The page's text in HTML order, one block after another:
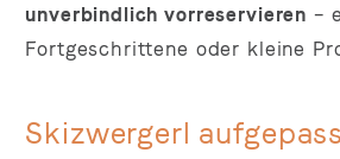
unverbindlich vorreservieren –
Fortgeschrittene oder kleine
Skizwergerl